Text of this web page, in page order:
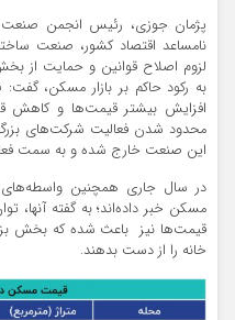
پژمان جوزی، رئیس انجمن صنعت
نامساعد اقتصاد کشور، صنعت
لزوم اصلاح قوانین و حمایت از
به رکود حاکم بر بازار مسکن، گفت:
افزایش بیشتر قیمت‌ها و کاهش
محدود شدن فعالیت شرکت‌های
این صنعت خارج شده و به سمت
در سال جاری همچنین واسطه‌های
مسکن خبر داده‌اند؛ به گفته آنها،
قیمت‌ها نیز باعث شده که بخش
خانه را از دست بدهند.